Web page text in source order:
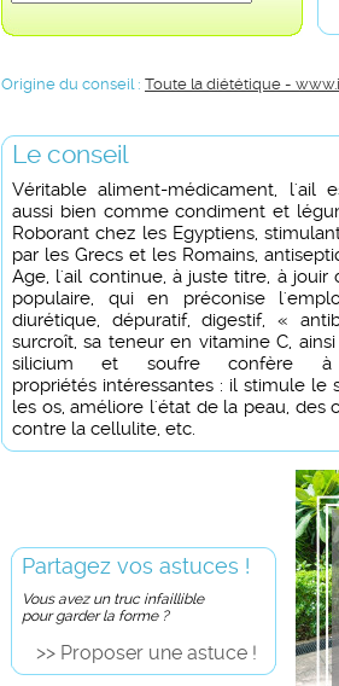
Origine du conseil : Toute la diététique -
Le conseil
Véritable aliment-médicament, l'ail
aussi bien comme condiment et
Roborant chez les Egyptiens,
par les Grecs et les Romains,
Age, l'ail continue, à juste titre, à
populaire, qui en préconise
diurétique, dépuratif, digestif, «
surcroît, sa teneur en vitamine C,
silicium et soufre confère
propriétés intéressantes : il stimule le
les os, améliore l'état de la peau, des
contre la cellulite, etc.
Partagez vos astuces !
Vous avez un truc infaillible
pour garder la forme ?
>> Proposer une astuce !